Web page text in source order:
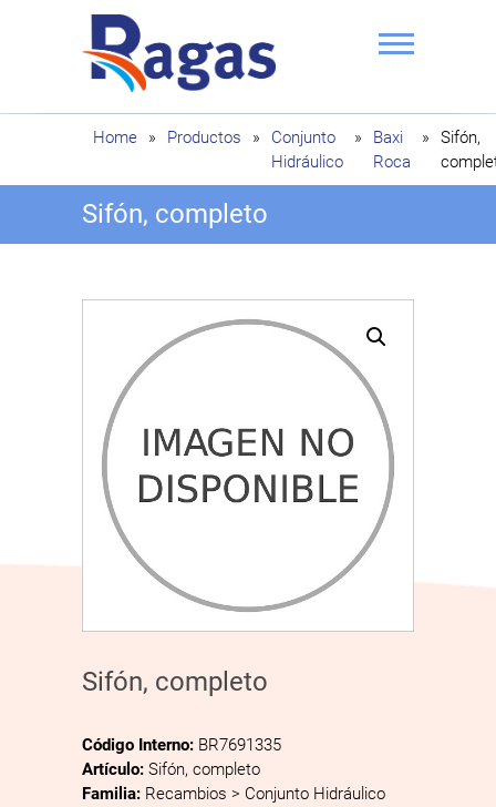
Ragas
Home » Productos »
Conjunto
Hidráulico
»
Baxi
Roca
»
Sifón,
Sifón, completo
Sifón, completo
Código Interno: BR7691335
Artículo: Sifón, completo
Familia: Recambios > Conjunto Hidráulico